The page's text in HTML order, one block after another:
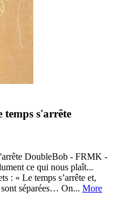
temps s'arrête
DoubleBob - FRMK -
ce qui nous plaît...
: « Le temps s’arrête et,
sont séparées… On... More